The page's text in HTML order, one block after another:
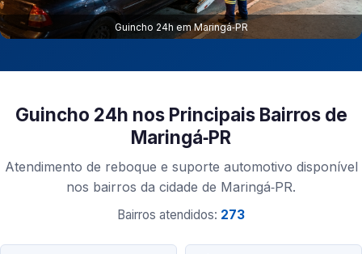
Guincho 24h em Maringá‑PR
Guincho 24h nos Principais Bairros de
Maringá‑PR
Atendimento de reboque e suporte automotivo disponível
nos bairros da cidade de Maringá‑PR.
Bairros atendidos: 273